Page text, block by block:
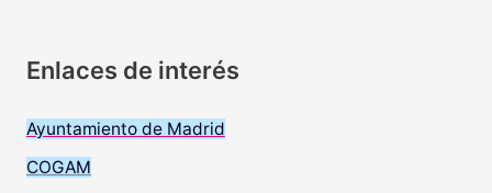
Enlaces de interés
Ayuntamiento de Madrid
COGAM